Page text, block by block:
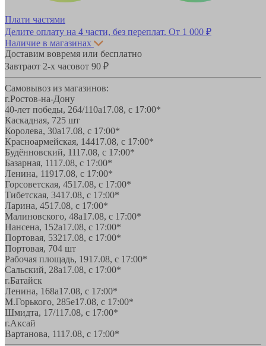
Плати частями
Делите оплату на 4 части, без переплат. От 1 000 ₽
Наличие в магазинах
Доставим вовремя или бесплатно
Завтраот 2-х часовот 90 ₽
Самовывоз из магазинов:
г.Ростов-на-Дону
40-лет победы, 264/110а17.08, с 17:00*
Каскадная, 725 шт
Королева, 30а17.08, с 17:00*
Красноармейская, 14417.08, с 17:00*
Будённовский, 1117.08, с 17:00*
Базарная, 1117.08, с 17:00*
Ленина, 11917.08, с 17:00*
Горсоветская, 4517.08, с 17:00*
Тибетская, 3417.08, с 17:00*
Ларина, 4517.08, с 17:00*
Малиновского, 48а17.08, с 17:00*
Нансена, 152а17.08, с 17:00*
Портовая, 53217.08, с 17:00*
Портовая, 704 шт
Рабочая площадь, 1917.08, с 17:00*
Сальский, 28a17.08, с 17:00*
г.Батайск
Ленина, 168а17.08, с 17:00*
М.Горького, 285е17.08, с 17:00*
Шмидта, 17/117.08, с 17:00*
г.Аксай
Вартанова, 1117.08, с 17:00*